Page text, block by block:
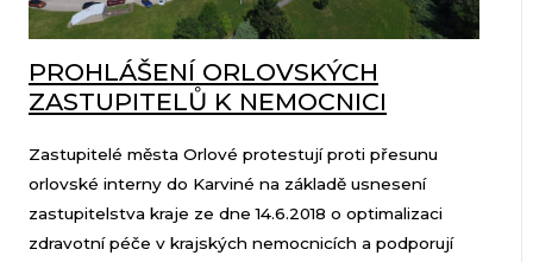
PROHLÁŠENÍ ORLOVSKÝCH
ZASTUPITELŮ K NEMOCNICI
Zastupitelé města Orlové protestují proti přesunu
orlovské interny do Karviné na základě usnesení
zastupitelstva kraje ze dne 14.6.2018 o optimalizaci
zdravotní péče v krajských nemocnicích a podporují